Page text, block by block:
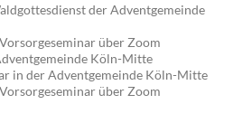
der Adventgemeinde
über Zoom
Köln-Mitte
in der Adventgemeinde Köln-Mitte
über Zoom